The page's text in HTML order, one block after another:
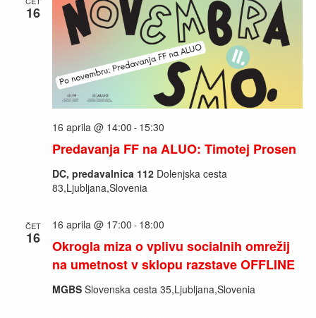
16
Predavanja FF na ALUO: Timotej Prosen
16 aprila @ 14:00 - 15:30
DC, predavalnica 112 Dolenjska cesta
83,Ljubljana,Slovenia
ČET
16
Okrogla miza o vplivu socialnih omrežij
na umetnost v sklopu razstave OFFLINE
16 aprila @ 17:00 - 18:00
MGBS Slovenska cesta 35,Ljubljana,Slovenia